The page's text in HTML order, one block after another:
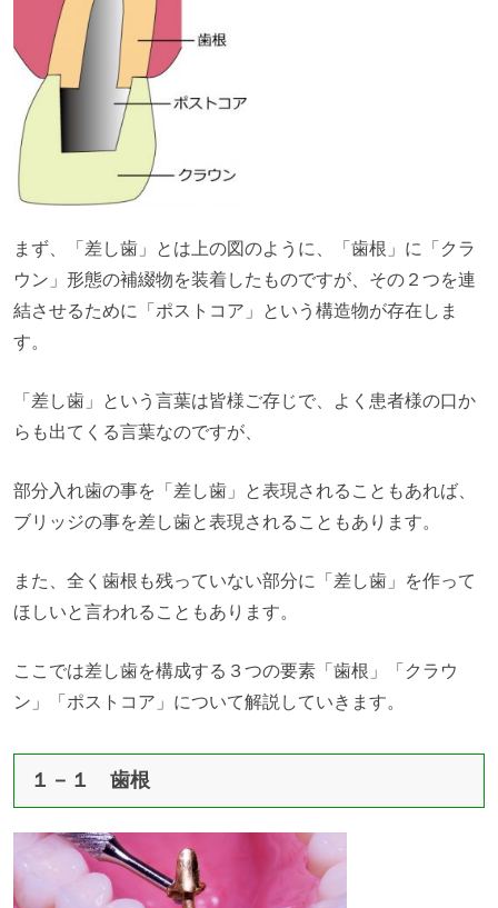
まず、「差し歯」とは上の図のように、「歯根」に「クラ
ウン」形態の補綴物を装着したものですが、その２つを連
結させるために「ポストコア」という構造物が存在しま
す。
「差し歯」という言葉は皆様ご存じで、よく患者様の口か
らも出てくる言葉なのですが、
部分入れ歯の事を「差し歯」と表現されることもあれば、
ブリッジの事を差し歯と表現されることもあります。
また、全く歯根も残っていない部分に「差し歯」を作って
ほしいと言われることもあります。
ここでは差し歯を構成する３つの要素「歯根」「クラウ
ン」「ポストコア」について解説していきます。
１－１ 歯根